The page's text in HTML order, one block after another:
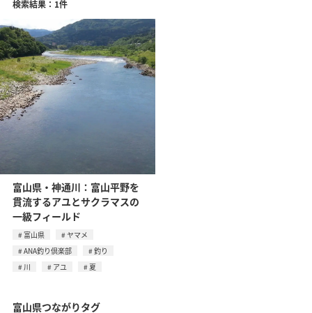
検索結果：1件
富山県・神通川：富山平野を
貫流するアユとサクラマスの
一級フィールド
富山県
ヤマメ
ANA釣り倶楽部
釣り
川
アユ 夏
富山県つながりタグ